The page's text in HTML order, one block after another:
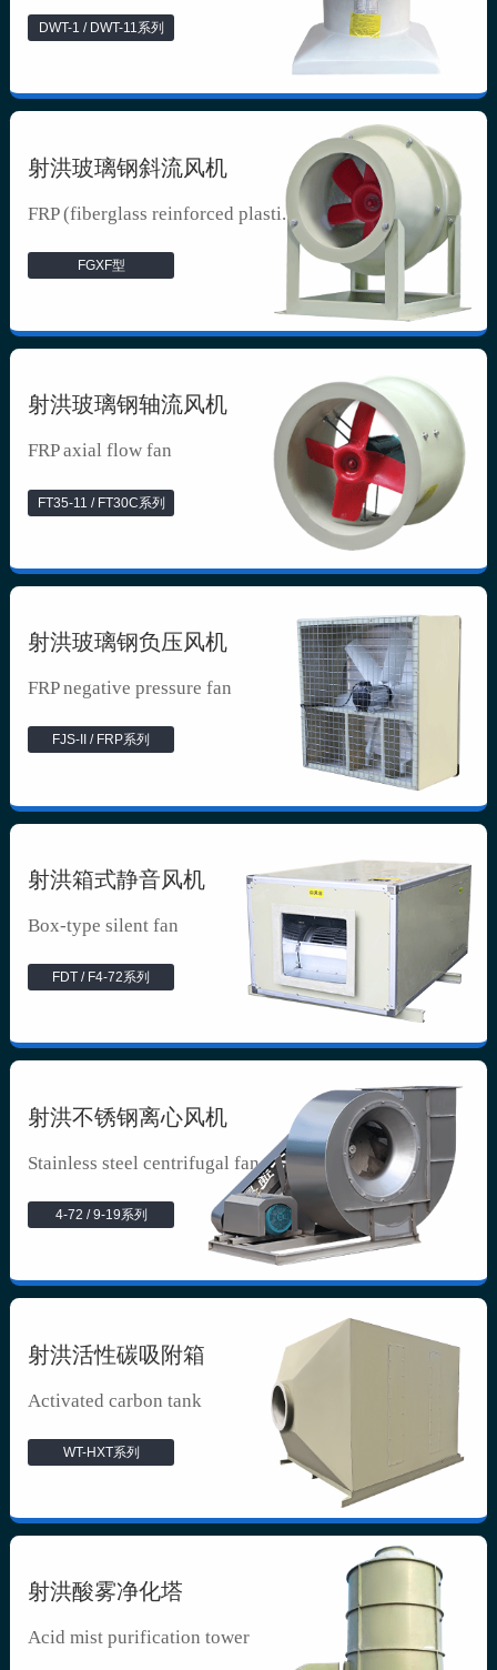
DWT-1 / DWT-11系列
射洪玻璃钢斜流风机
FRP (fiberglass reinforced plasti...
FGXF型
射洪玻璃钢轴流风机
FRP axial flow fan
FT35-11 / FT30C系列
射洪玻璃钢负压风机
FRP negative pressure fan
FJS-II / FRP系列
射洪箱式静音风机
Box-type silent fan
FDT / F4-72系列
射洪不锈钢离心风机
Stainless steel centrifugal fan
4-72 / 9-19系列
射洪活性碳吸附箱
Activated carbon tank
WT-HXT系列
射洪酸雾净化塔
Acid mist purification tower